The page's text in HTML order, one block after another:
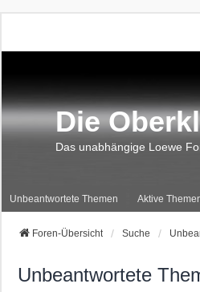
Die
Das unabhängige Loewe
Unbeantwortete Themen Aktive
Foren-Übersicht Suche
Unbeantwortete